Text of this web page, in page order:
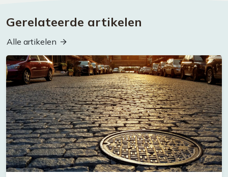
Gerelateerde artikelen
Alle artikelen